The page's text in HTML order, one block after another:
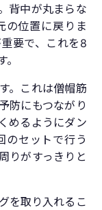
背中が丸まらな
の位置に戻りま
要で、これを8
。これは僧帽筋
防にもつながり
めるようにダン
のセットで行う
りがすっきりと
を取り入れるこ